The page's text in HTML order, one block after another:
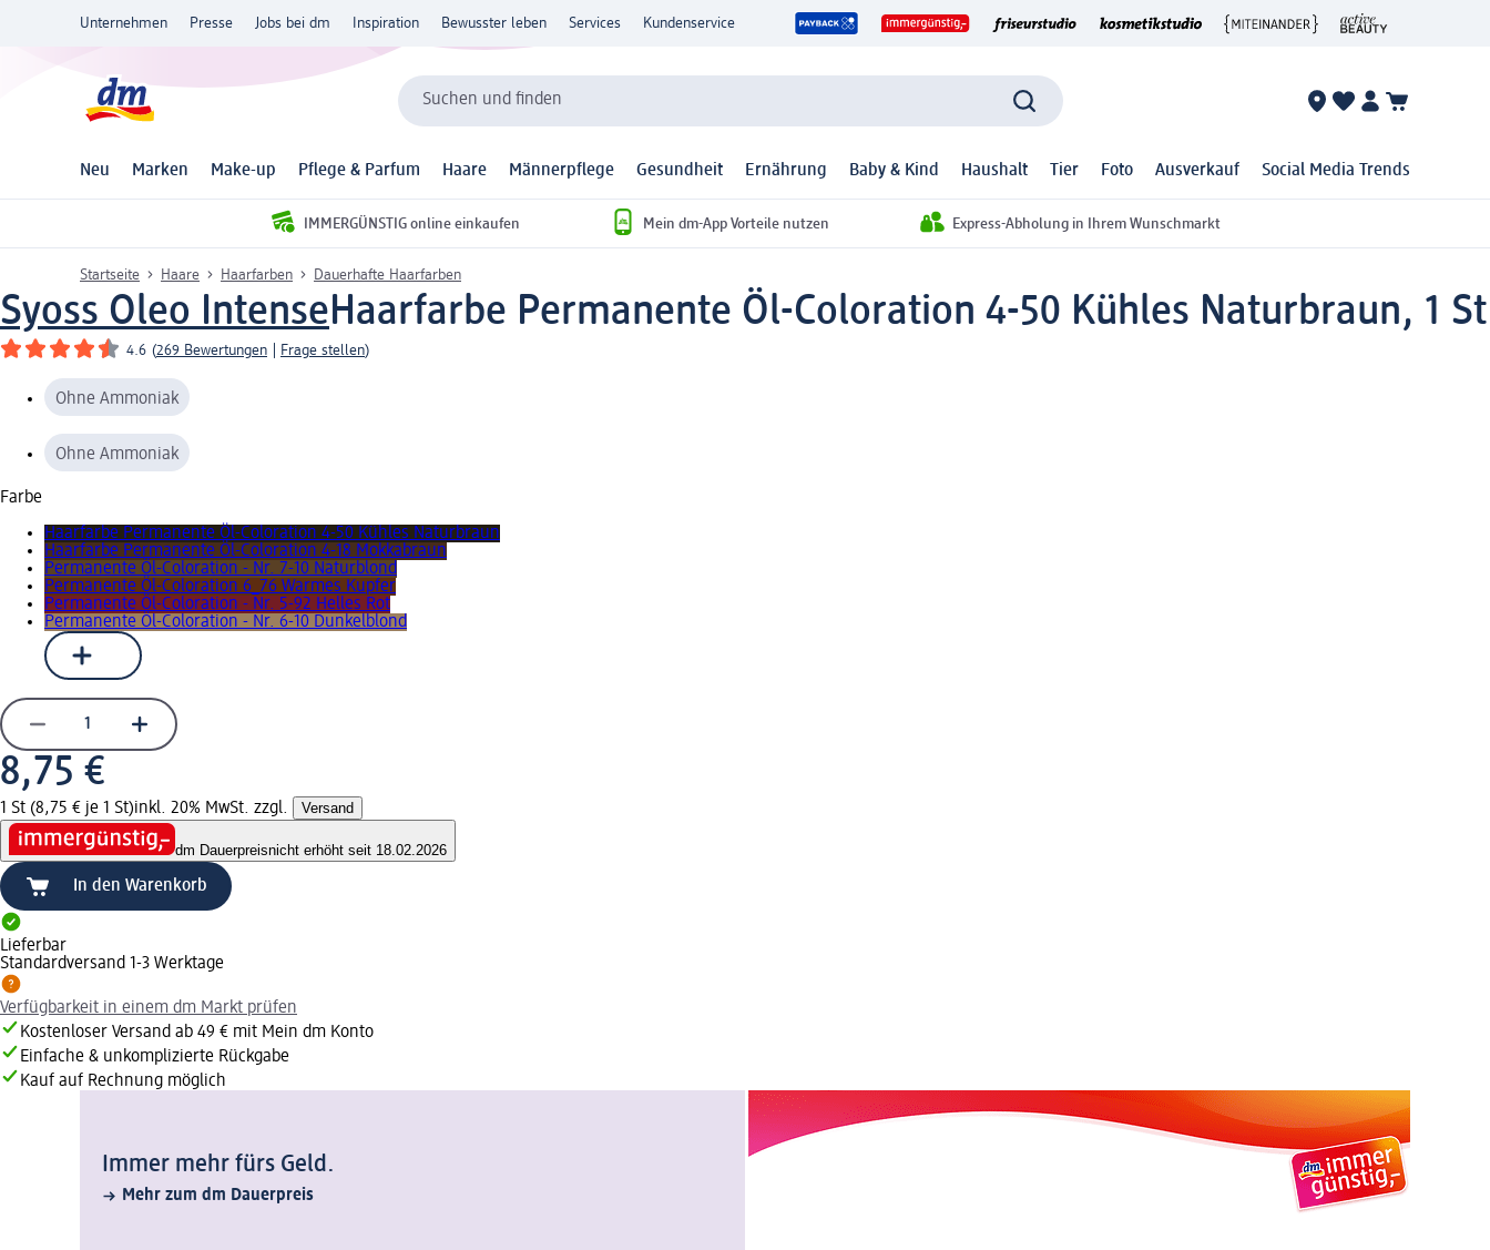
Unternehmen Presse Jobs bei dm Inspiration Bewusster leben Services Kundenservice
Suchen und finden
Neu Marken Make-up Pflege & Parfum Haare Männerpflege Gesundheit Ernährung Baby & Kind Haushalt Tier Foto Ausverkauf Social Media Trends
IMMERGÜNSTIG online einkaufen Mein dm-App Vorteile nutzen Express-Abholung in Ihrem Wunschmarkt
Startseite Haare Haarfarben Dauerhafte Haarfarben
Syoss Oleo IntenseHaarfarbe Permanente Öl-Coloration 4-50 Kühles Naturbraun, 1 St
4.6 (269 Bewertungen Frage stellen)
Ohne Ammoniak
Ohne Ammoniak
Farbe
Haarfarbe Permanente Öl-Coloration 4-50 Kühles Naturbraun
Haarfarbe Permanente Öl-Coloration 4-18 Mokkabraun
Permanente Öl-Coloration - Nr. 7-10 Naturblond
Permanente Öl-Coloration 6_76 Warmes Kupfer
Permanente Öl-Coloration - Nr. 5-92 Helles Rot
Permanente Öl-Coloration - Nr. 6-10 Dunkelblond
8,75 €
1 St (8,75 € je 1 St)inkl. 20% MwSt. zzgl. Versand
dm Dauerpreisnicht erhöht seit 18.02.2026
In den Warenkorb
Lieferbar
Standardversand 1-3 Werktage
Verfügbarkeit in einem dm Markt prüfen
Kostenloser Versand ab 49 € mit Mein dm Konto
Einfache & unkomplizierte Rückgabe
Kauf auf Rechnung möglich
Immer mehr fürs Geld.
Mehr zum dm Dauerpreis